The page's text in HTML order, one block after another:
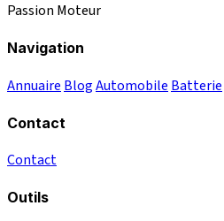
Passion Moteur
Navigation
Annuaire BlogAutomobile Batterie
Contact
Contact
Outils